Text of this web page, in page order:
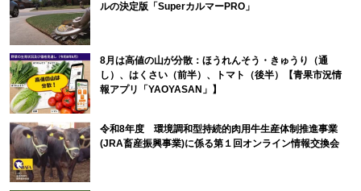
ルの決定版「SuperカルマーPRO」
8月は高値の山が分散：ほうれんそう・きゅうり（通
し）、はくさい（前半）、トマト（後半）【青果市況情
報アプリ「YAOYASAN」】
令和8年度 環境調和型持続的肉用牛生産体制推進事業
(JRA畜産振興事業)に係る第１回オンライン情報交換会